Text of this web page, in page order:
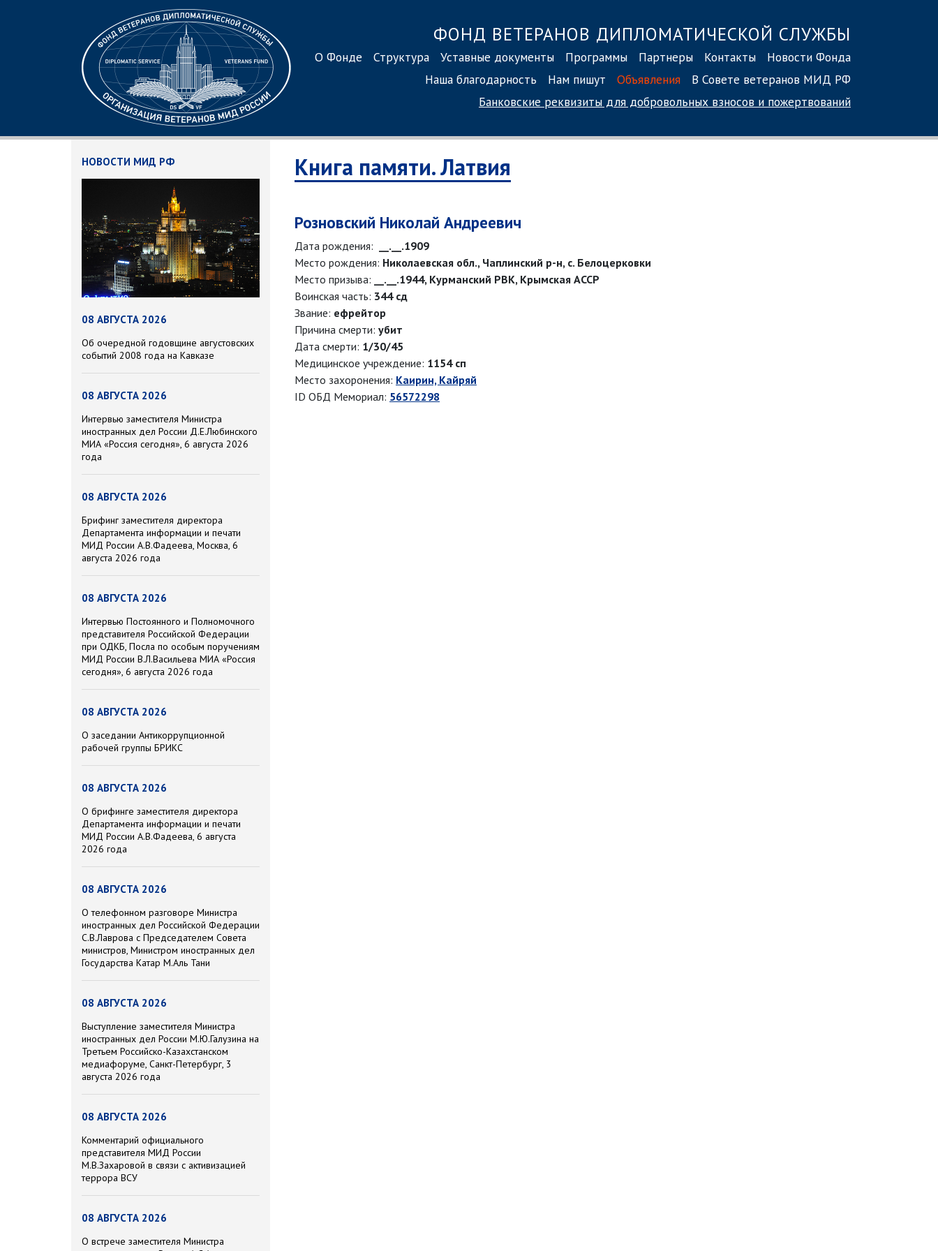
ФОНД ВЕТЕРАНОВ ДИПЛОМАТИЧЕСКОЙ СЛУЖБЫ
О Фонде Структура Уставные документы Программы Партнеры Контакты
Новости Фонда
Наша благодарность
Нам пишут Объявления
В Совете ветеранов МИД РФ
Банковские реквизиты для добровольных взносов и пожертвований
НОВОСТИ МИД РФ
08 АВГУСТА 2026
Об очередной годовщине августовских
событий 2008 года на Кавказе
08 АВГУСТА 2026
Интервью заместителя Министра
иностранных дел России Д.Е.Любинского
МИА «Россия сегодня», 6 августа 2026
года
08 АВГУСТА 2026
Брифинг заместителя директора
Департамента информации и печати
МИД России А.В.Фадеева, Москва, 6
августа 2026 года
08 АВГУСТА 2026
Интервью Постоянного и Полномочного
представителя Российской Федерации
при ОДКБ, Посла по особым поручениям
МИД России В.Л.Васильева МИА «Россия
сегодня», 6 августа 2026 года
08 АВГУСТА 2026
О заседании Антикоррупционной
рабочей группы БРИКС
08 АВГУСТА 2026
О брифинге заместителя директора
Департамента информации и печати
МИД России А.В.Фадеева, 6 августа
2026 года
08 АВГУСТА 2026
О телефонном разговоре Министра
иностранных дел Российской Федерации
С.В.Лаврова с Председателем Совета
министров, Министром иностранных дел
Государства Катар М.Аль Тани
08 АВГУСТА 2026
Выступление заместителя Министра
иностранных дел России М.Ю.Галузина на
Третьем Российско-Казахстанском
медиафоруме, Санкт-Петербург, 3
августа 2026 года
08 АВГУСТА 2026
Комментарий официального
представителя МИД России
М.В.Захаровой в связи с активизацией
террора ВСУ
08 АВГУСТА 2026
О встрече заместителя Министра
Книга памяти. Латвия
Розновский Николай Андреевич
Дата рождения:
__.__.1909
Место рождения: Николаевская обл., Чаплинский р-н, с. Белоцерковки
Место призыва:
__.__.1944, Курманский РВК, Крымская АССР
Воинская часть: 344 сд
Звание: ефрейтор
Причина смерти: убит
Дата смерти: 1/30/45
Медицинское учреждение: 1154 сп
Место захоронения: Каирин, Кайряй
ID ОБД Мемориал: 56572298